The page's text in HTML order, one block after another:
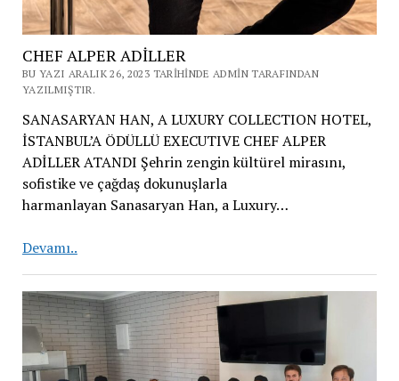
CHEF ALPER ADİLLER
BU YAZI ARALIK 26, 2023 TARIHINDE ADMIN TARAFINDAN
YAZILMIŞTIR.
SANASARYAN HAN, A LUXURY COLLECTION HOTEL,
İSTANBUL’A ÖDÜLLÜ EXECUTIVE CHEF ALPER
ADİLLER ATANDI Şehrin zengin kültürel mirasını,
sofistike ve çağdaş dokunuşlarla
harmanlayan Sanasaryan Han, a Luxury…
Devamı..CHEF
ADİLLER